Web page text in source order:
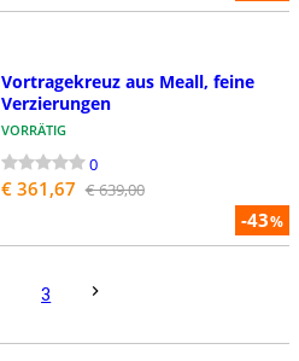
-43%
Vortragekreuz aus Meall, feine
Verzierungen
VORRÄTIG
0
€ 361,67 € 639,00
3